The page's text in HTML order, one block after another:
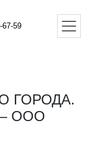
67-59
ГОРОДА.
ООО